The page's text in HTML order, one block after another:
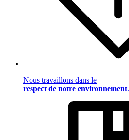
Nous travaillons dans le
respect de notre environnement.